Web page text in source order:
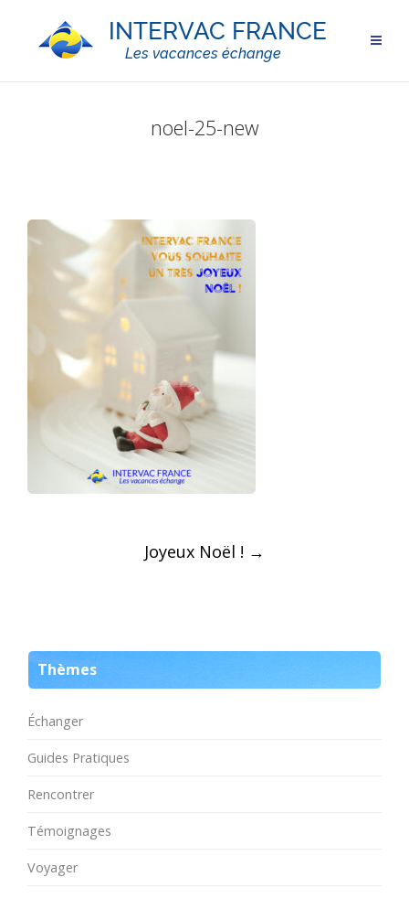
noel-25-new
navigation
Joyeux Noël ! →
Thèmes
Échanger
Guides Pratiques
Rencontrer
Témoignages
Voyager